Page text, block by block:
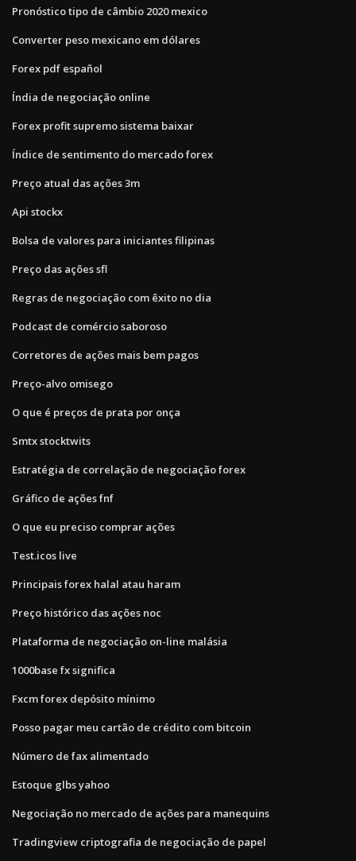
Pronóstico tipo de câmbio 2020 mexico
Converter peso mexicano em dólares
Forex pdf español
Índia de negociação online
Forex profit supremo sistema baixar
Índice de sentimento do mercado forex
Preço atual das ações 3m
Api stockx
Bolsa de valores para iniciantes filipinas
Preço das ações sfl
Regras de negociação com êxito no dia
Podcast de comércio saboroso
Corretores de ações mais bem pagos
Preço-alvo omisego
O que é preços de prata por onça
Smtx stocktwits
Estratégia de correlação de negociação forex
Gráfico de ações fnf
O que eu preciso comprar ações
Test.icos live
Principais forex halal atau haram
Preço histórico das ações noc
Plataforma de negociação on-line malásia
1000base fx significa
Fxcm forex depósito mínimo
Posso pagar meu cartão de crédito com bitcoin
Número de fax alimentado
Estoque glbs yahoo
Negociação no mercado de ações para manequins
Tradingview criptografia de negociação de papel